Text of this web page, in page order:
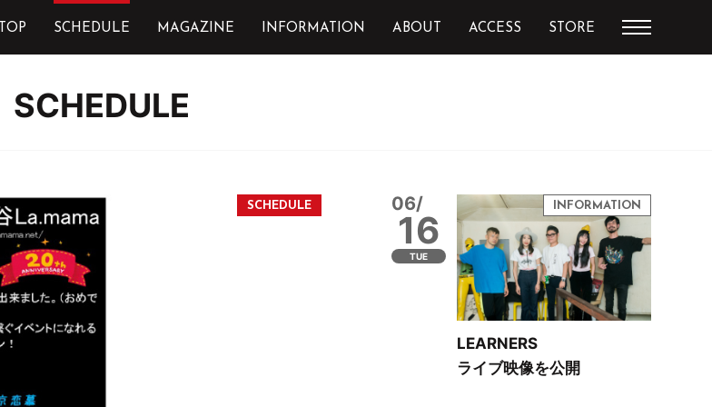
TOP SCHEDULE MAGAZINE INFORMATION ABOUT ACCESS STORE
SCHEDULE
06/
16
TUE
LEARNERS
ライブ映像を公開